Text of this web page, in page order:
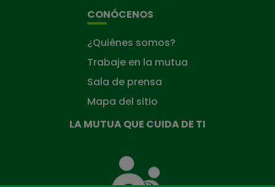
CONÓCENOS
¿Quiénes somos?
Trabaje en la mutua
Sala de prensa
Mapa del sitio
LA MUTUA QUE CUIDA DE TI
Mutua
que